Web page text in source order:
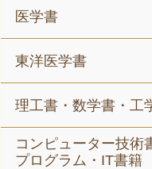
医学書
東洋医学書
理工書・数学書・工
コンピューター技術
プログラム・IT書籍